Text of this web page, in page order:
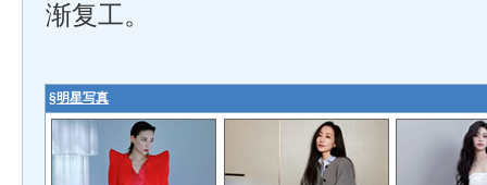
渐复工。
§明星写真